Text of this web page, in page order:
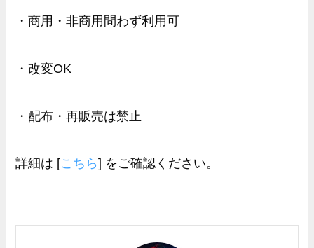
・商用・非商用問わず利用可
・改変OK
・配布・再販売は禁止
詳細は [こちら] をご確認ください。